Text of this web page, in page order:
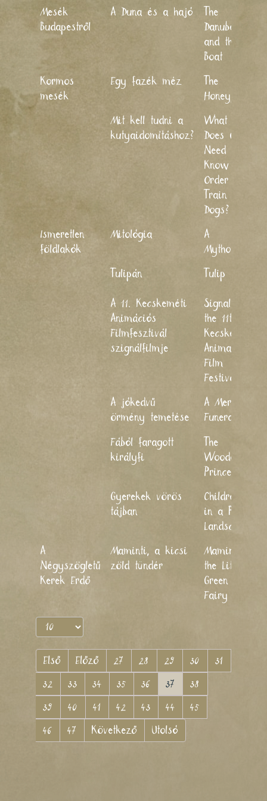
Mesék
Budapestről
A Duna és a hajó
The
Danube
and the
Boat
Kormos
mesék
Egy fazék méz
The
Honeypot
Mit kell tudni a
kutyaidomításhoz?
What
Does One
Need to
Know in
Order to
Train
Dogs?
Ismeretlen
földlakók
Mitológia
A
Mythology
Tulipán Tulip
A 11. Kecskeméti
Animációs
Filmfesztivál
szignálfilmje
Signal of
the 11th
Kecskemét
Animation
Film
Festival
A jókedvű
örmény temetése
A Merry
Funeral
Fából faragott
királyfi
The
Wooden
Prince
Gyerekek vörös
tájban
Children
in a Red
Landscape
A
Négyszögletű
Kerek Erdő
Maminti, a kicsi
zöld tündér
Maminti,
the Little
Green
Fairy
Első Előző 27 28 29 30 31
32 33 34 35 36 37 38
39 40 41 42 43 44 45
46 47 Következő Utolsó